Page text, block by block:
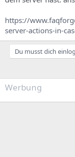
https://
server-actions-in-
Du musst dich
Werbung